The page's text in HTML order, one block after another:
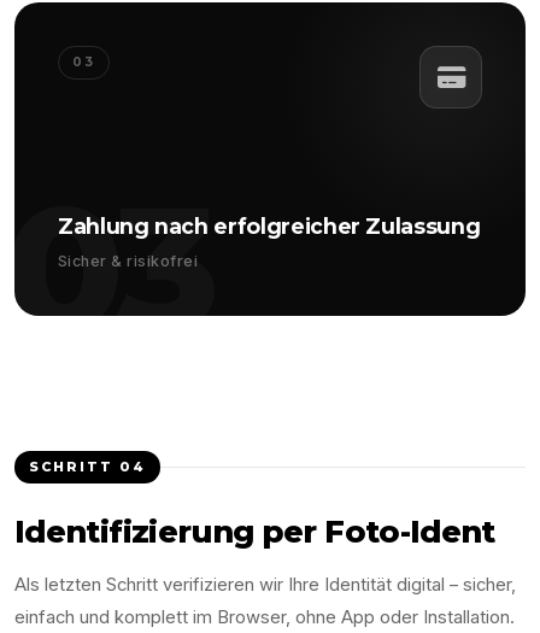
03
03
Zahlung nach erfolgreicher Zulassung
Sicher & risikofrei
SCHRITT 04
Identifizierung per Foto-Ident
Als letzten Schritt verifizieren wir Ihre Identität digital – sicher,
einfach und komplett im Browser, ohne App oder Installation.